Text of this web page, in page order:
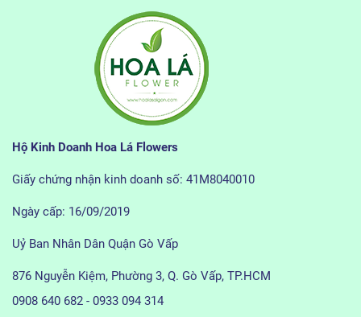
Hộ Kinh Doanh Hoa Lá Flowers
Giấy chứng nhận kinh doanh số: 41M8040010
Ngày cấp: 16/09/2019
Uỷ Ban Nhân Dân Quận Gò Vấp
876 Nguyễn Kiệm, Phường 3, Q. Gò Vấp, TP.HCM
0908 640 682 - 0933 094 314